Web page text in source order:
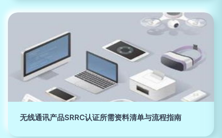
无线通讯产品SRRC认证所需资料清单与流程指南